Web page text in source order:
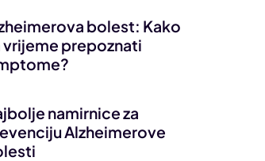
bolest: Kako
vrijeme prepoznati
namirnice za
Alzheimerove